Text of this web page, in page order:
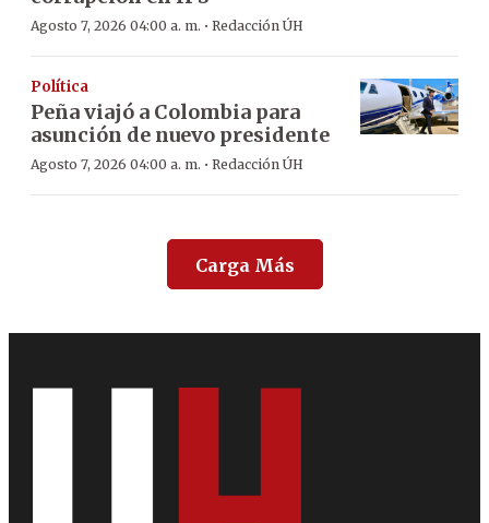
Agosto 7, 2026 04:00 a. m. · Redacción ÚH
Política
Peña viajó a Colombia para
asunción de nuevo presidente
Agosto 7, 2026 04:00 a. m. · Redacción ÚH
Carga Más